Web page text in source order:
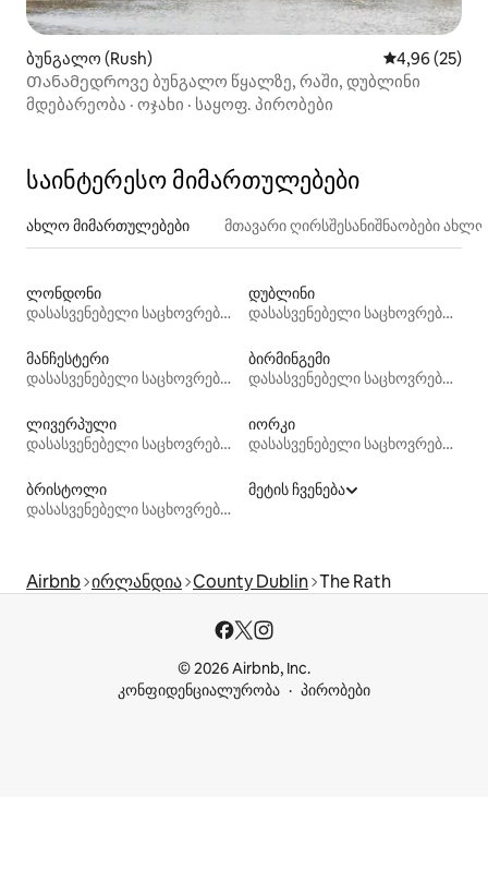
ბუნგალო (Rush) საშუალო
4,96 (25)
Თანამედროვე ბუნგალო წყალზე, რაში, დუბლინი
მდებარეობა · ოჯახი · საყოფ. პირობები
საინტერესო მიმართულებები
ახლო მიმართულებები მთავარი ღირსშესანიშნაობები
ლონდონი
დასასვენებელი საცხოვრებლები
დუბლინი
დასასვენებელი საცხოვრებლები
მანჩესტერი
დასასვენებელი საცხოვრებლები
ბირმინგემი
დასასვენებელი საცხოვრებლები
ლივერპული
დასასვენებელი საცხოვრებლები
იორკი
დასასვენებელი საცხოვრებლები
ბრისტოლი
დასასვენებელი საცხოვრებლები
მეტის ჩვენება
Airbnb ირლანდია County Dublin The Rath
© 2026 Airbnb, Inc.
კონფიდენციალურობა
პირობები